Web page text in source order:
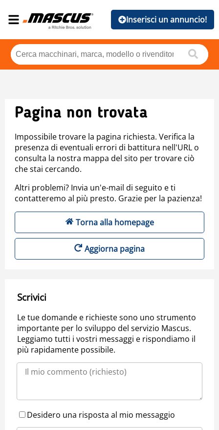
Inserisci un annuncio!
Pagina non trovata
Impossibile trovare la pagina richiesta. Verifica la
presenza di eventuali errori di battitura nell'URL o
consulta la nostra mappa del sito per trovare ciò
che stai cercando.
Altri problemi? Invia un'e-mail di seguito e ti
contatteremo al più presto. Grazie per la pazienza!
Torna alla homepage
Aggiorna pagina
Scrivici
Le tue domande e richieste sono uno strumento
importante per lo sviluppo del servizio Mascus.
Leggiamo tutti i vostri messaggi e rispondiamo il
più rapidamente possibile.
Desidero una risposta al mio messaggio